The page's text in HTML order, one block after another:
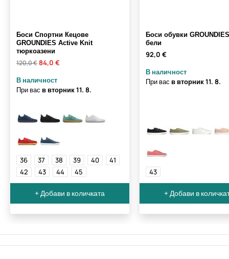
Боси Спортни Кецове
GROUNDIES Active Knit
тюркоазени
120,0 €84,0 €
В наличност
При вас в вторник11. 8.
36 37 38 39 40
41
42
43 44 45
+ Добави в количката
Боси обувки
бели
92,0 €
В наличност
При вас в вторник11. 8.
43
+ Добави в